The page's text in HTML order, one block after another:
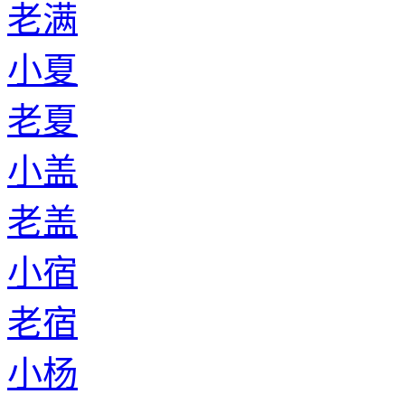
老满
小夏
老夏
小盖
老盖
小宿
老宿
小杨